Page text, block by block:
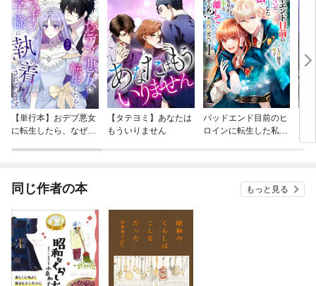
【単行本】おデブ悪女
に転生したら、なぜか
【タテヨミ】あなたは
もういりません
バッドエンド目前のヒ
ロインに転生した私、
同じ作者の本 もっと見る